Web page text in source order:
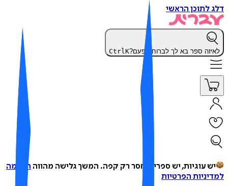
לתוכן הראשי
ספר בא לך לברוח הפעם? CtrlK
יש עוגיות, יש ספרים, חסר רק קפה.המשך גלישה מהווההסכמה
הפרטיות